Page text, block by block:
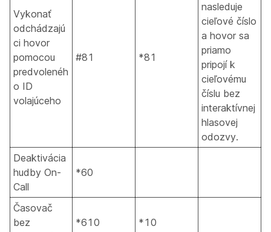
Vykonať
odchádzajú
ci hovor
pomocou
predvolenéh
o ID
volajúceho
#81 *81
nasleduje
cieľové číslo
a hovor sa
priamo
pripojí k
cieľovému
číslu bez
interaktívnej
hlasovej
odozvy.
Deaktivácia
hudby On-
Call
*60
Časovač
bez
*610 *10